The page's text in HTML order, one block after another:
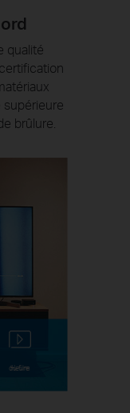
qualité
supérieure
brûlure.
Heure
du film